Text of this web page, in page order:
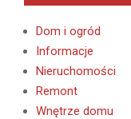
Dom i ogród
Informacje
Nieruchomości
Remont
Wnętrze domu